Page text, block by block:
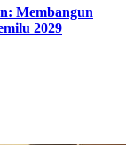
Membangun
2029